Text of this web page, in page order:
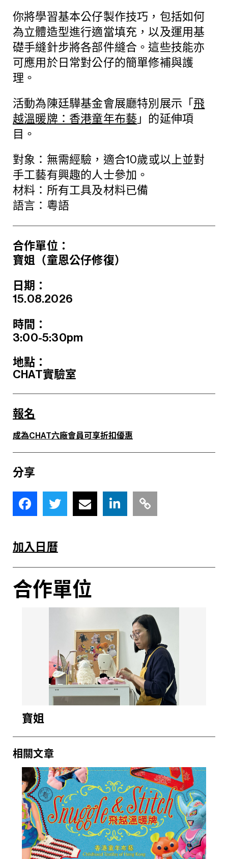
你將學習基本公仔製作技巧，包括如何
為立體造型進行適當填充，以及運用基
礎手縫針步將各部件縫合。這些技能亦
可應用於日常對公仔的簡單修補與護
理。
活動為陳廷驊基金會展廳特別展示「 飛
越溫暖牌：香港童年布藝 」的延伸項
目。
對象：無需經驗，適合10歲或以上並對
手工藝有興趣的人士參加。
材料：所有工具及材料已備
語言：粵語
合作單位：
寶姐（童恩公仔修復）
日期：
15.08.2026
時間：
3:00-5:30pm
地點：
CHAT實驗室
報名
成為CHAT六廠會員可享折扣優惠
分享
加入日曆
合作單位
寶姐
相關文章